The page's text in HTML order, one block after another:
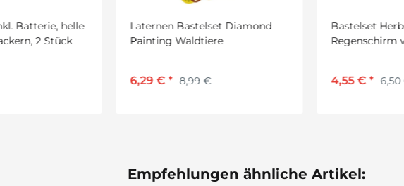
Laternen Bastelset Diamond
Painting Waldtiere
8,99 €
Bastelset Herbstblätter mit
Regenschirm von Prell, 8
6,50 €
Empfehlungen ähnliche Artikel: